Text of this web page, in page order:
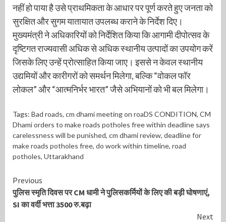
नहीं हो पाया है उसे प्राथमिकता के आधार पर पूर्ण करते हुए जनता को
सुरक्षित और सुगम यातायात उपलब्ध कराने के निर्देश दिए।
मुख्यमंत्री ने अधिकारियों को निर्देशित किया कि आगामी दीपोत्सव के
दृष्टिगत राज्यवासी अधिक से अधिक स्थानीय उत्पादों का उपयोग करें
जिसके लिए उन्हें प्रोत्साहित किया जाए। इससे न केवल स्थानीय
उद्यमियों और कारीगरों को समर्थन मिलेगा, बल्कि “वोकल फॉर
लोकल” और “आत्मनिर्भर भारत” जैसे अभियानों को भी बल मिलेगा।
Tags: Bad roads, cm dhami meeting on roaDS CONDITION, CM
Dhami orders to make roads potholes free within deadline says
carelessness will be punished, cm dhami review, deadline for
make roads potholes free, do work within timeline, road
potholes, Uttarakhand
Continue
Reading
Previous
पुलिस स्मृति दिवस पर CM धामी ने पुलिसकर्मियों के लिए की बड़ी घोषणाएं,
SI का वर्दी भत्ता 3500 रु.बढ़ा
Next